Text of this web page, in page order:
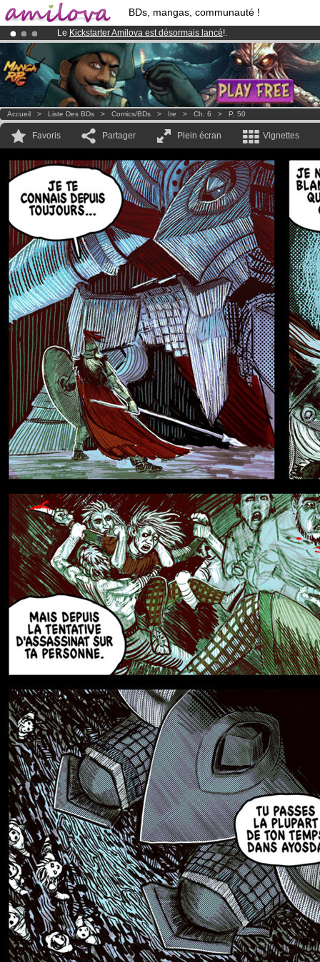
BDs, mangas, communauté !
Le Kickstarter Amilova est désormais lancé!.
Déjà 100000membreset 1000BDs & Mangas!
Abonnement premium: à partir de
3.95 eurospar mois !Clique ici
Accueil > Liste Des BDs > Comics/BDs > Ire > Ch. 6 > P. 50
Favoris Partager Plein écran Vignettes